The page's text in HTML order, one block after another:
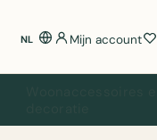
NL Mijn account